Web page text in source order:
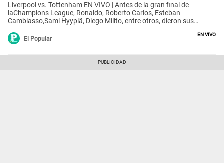
Liverpool vs. Tottenham EN VIVO | Antes de la gran final de
laChampions League, Ronaldo, Roberto Carlos, Esteban
Cambiasso,Sami Hyypiä, Diego Milito, entre otros, dieron sus
El Popular
En vivo